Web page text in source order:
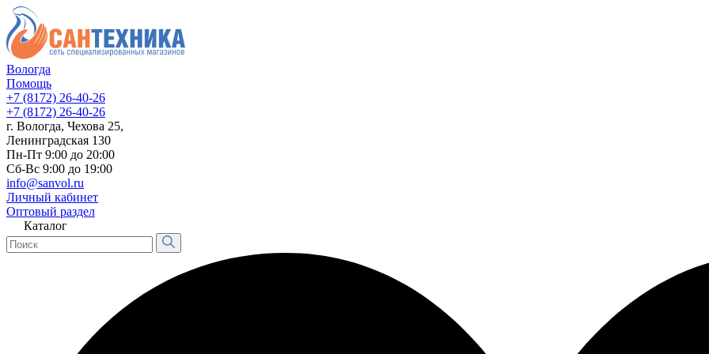
Вологда
Помощь
+7 (8172) 26-40-26
+7 (8172) 26-40-26
г. Вологда, Чехова 25,
Ленинградская 130
Пн-Пт 9:00 до 20:00
Сб-Вс 9:00 до 19:00
info@sanvol.ru
Личный кабинет
Оптовый раздел
Каталог